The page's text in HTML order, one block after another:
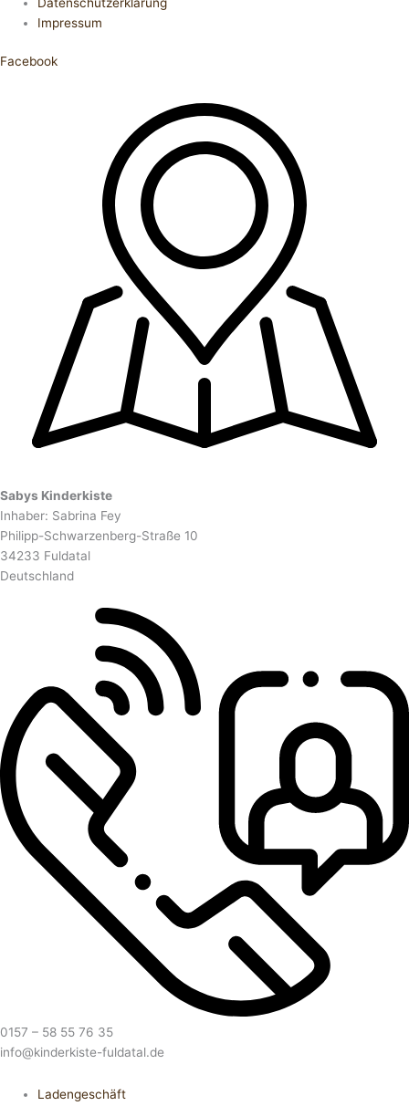
Impressum
Facebook
Sabys Kinderkiste
Inhaber: Sabrina Fey
Philipp-Schwarzenberg-Straße 10
34233 Fuldatal
Deutschland
0157 – 58 55 76 35
info@kinderkiste-fuldatal.de
Ladengeschäft